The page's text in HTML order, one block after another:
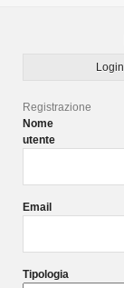
Login
Registrazione
Nome
utente
Email
Tipologia